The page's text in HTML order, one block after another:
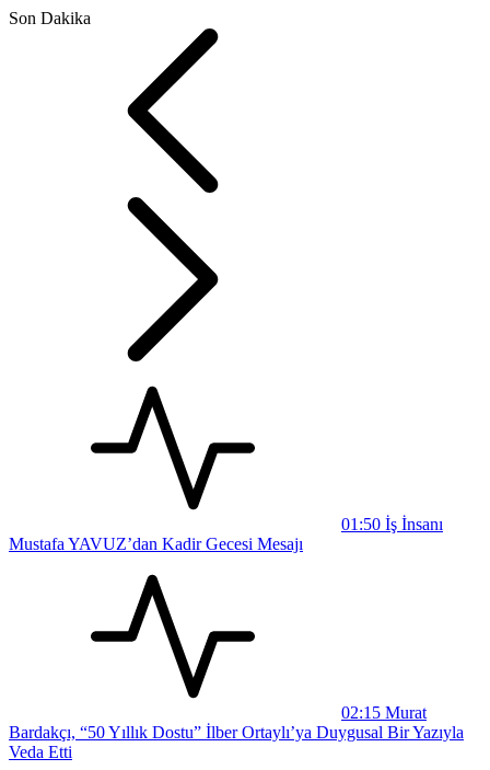
Son Dakika
01:50 İş İnsanı
Mustafa YAVUZ’dan Kadir Gecesi Mesajı
02:15 Murat
Bardakçı, “50 Yıllık Dostu” İlber Ortaylı’ya Duygusal Bir Yazıyla
Veda Etti